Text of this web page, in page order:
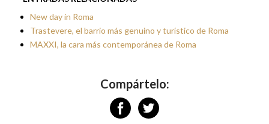
New day in Roma
Trastevere, el barrio más genuino y turístico de Roma
MAXXI, la cara más contemporánea de Roma
Compártelo: